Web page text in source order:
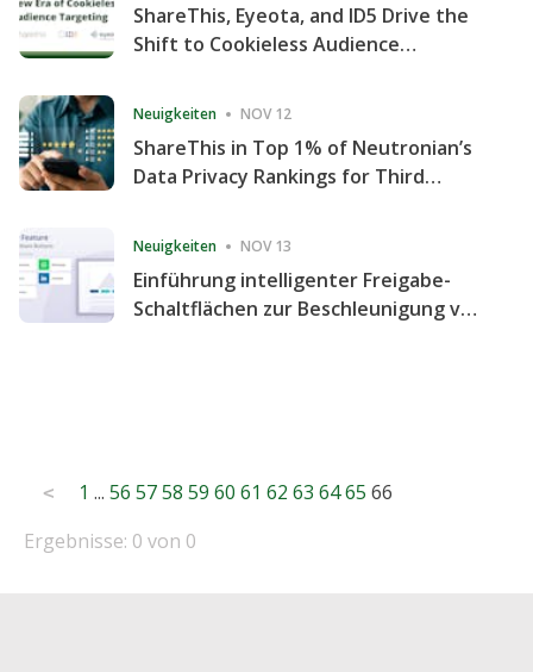
ShareThis, Eyeota, and ID5 Drive the
Shift to Cookieless Audience
Neuigkeiten NOV 12
ShareThis in Top 1% of Neutronian’s
Data Privacy Rankings for Third
Neuigkeiten NOV 13
Einführung intelligenter Freigabe-
Schaltflächen zur Beschleunigung von
Posts
pagination
< 1 ... 56 5758 59 60 61 62 63 6465 66
Ergebnisse: 0 von 0